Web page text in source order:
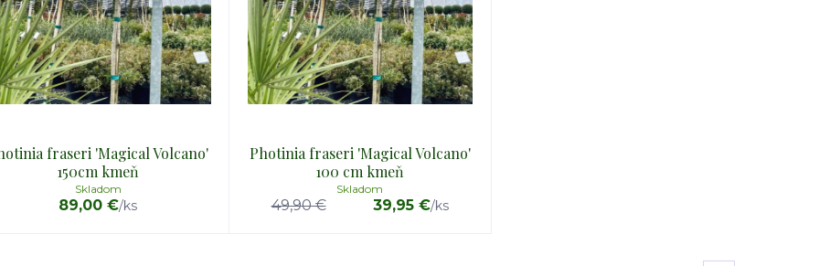
fraseri 'Magical Volcano'
150cm kmeň
89,00 €/ks
Skladom
Photinia fraseri 'Magical Volcano'
100 cm kmeň
49,90 € 39,95 €/ks
Skladom